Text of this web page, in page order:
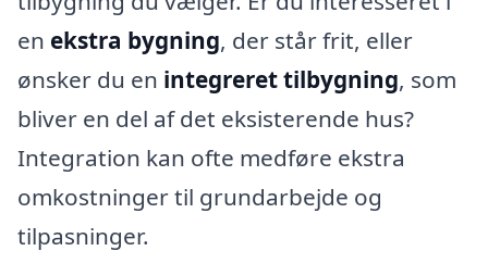
en ekstra bygning, der står frit, eller
ønsker du en integreret tilbygning, som
bliver en del af det eksisterende hus?
Integration kan ofte medføre ekstra
omkostninger til grundarbejde og
tilpasninger.